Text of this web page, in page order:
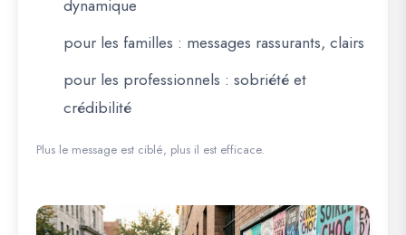
dynamique
pour les familles : messages rassurants, clairs
pour les professionnels : sobriété et
crédibilité
Plus le message est ciblé, plus il est efficace.